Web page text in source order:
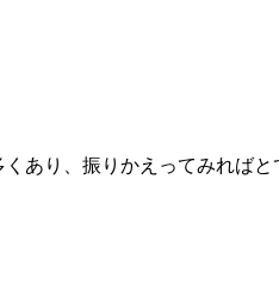
あり、振りかえってみれば